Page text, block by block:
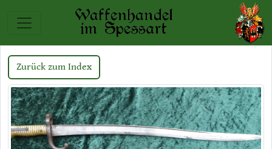
Zurück zum Index